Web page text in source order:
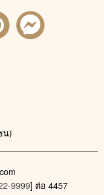
น)
9999] ต่อ 4457